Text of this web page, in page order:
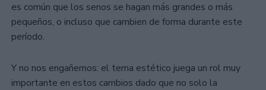
es común que los senos se hagan más grandes o más
pequeños, o incluso que cambien de forma durante este
período.
Y no nos engañemos: el tema estético juega un rol muy
importante en estos cambios dado que no solo la